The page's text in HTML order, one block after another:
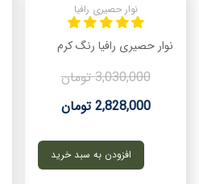
نوار حصیری رافیا
نوار حصیری رافیا رنگ کرم
2,828,000 تومان
3,030,000 تومان
افزودن به سبد خرید